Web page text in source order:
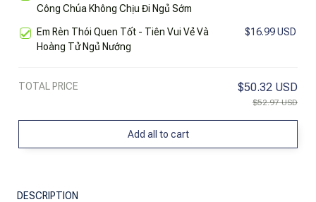
Công Chúa Không Chịu Đi Ngủ Sớm
Em Rèn Thói Quen Tốt - Tiên Vui Vẻ Và
Hoàng Tử Ngủ Nướng
$16.99 USD
TOTAL PRICE $50.32 USD
$52.97 USD
Add all to cart
DESCRIPTION